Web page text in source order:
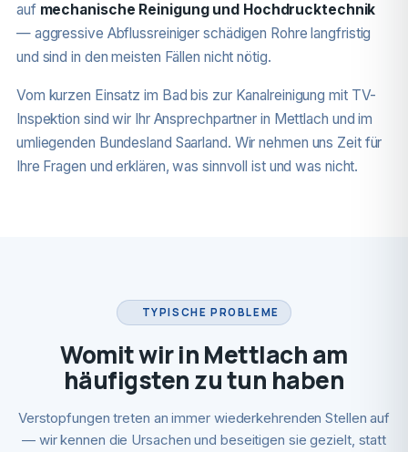
auf mechanische Reinigung und Hochdrucktechnik
— aggressive Abflussreiniger schädigen Rohre langfristig
und sind in den meisten Fällen nicht nötig.
Vom kurzen Einsatz im Bad bis zur Kanalreinigung mit TV-
Inspektion sind wir Ihr Ansprechpartner in Mettlach und im
umliegenden Bundesland Saarland. Wir nehmen uns Zeit für
Ihre Fragen und erklären, was sinnvoll ist und was nicht.
TYPISCHE PROBLEME
Womit wir in Mettlach am
häufigsten zu tun haben
Verstopfungen treten an immer wiederkehrenden Stellen auf
— wir kennen die Ursachen und beseitigen sie gezielt, statt